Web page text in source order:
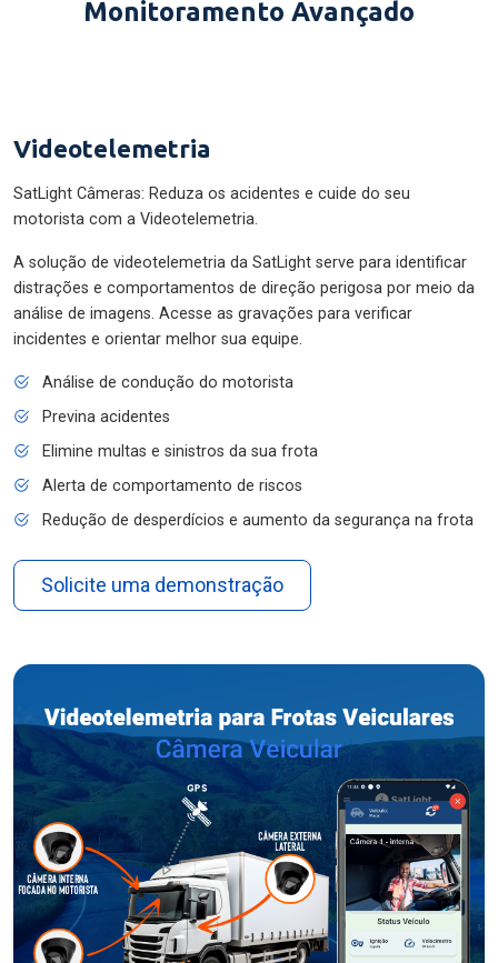
Monitoramento Avançado
Videotelemetria
SatLight Câmeras: Reduza os acidentes e cuide do seu
motorista com a Videotelemetria.
A solução de videotelemetria da SatLight serve para identificar
distrações e comportamentos de direção perigosa por meio da
análise de imagens. Acesse as gravações para verificar
incidentes e orientar melhor sua equipe.
Análise de condução do motorista
Previna acidentes
Elimine multas e sinistros da sua frota
Alerta de comportamento de riscos
Redução de desperdícios e aumento da segurança na frota
Solicite uma demonstração